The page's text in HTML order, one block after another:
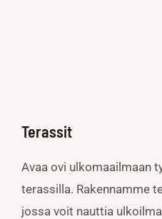
Terassit
Avaa ovi ulkomaailmaan
terassilla. Rakennamme
jossa voit nauttia